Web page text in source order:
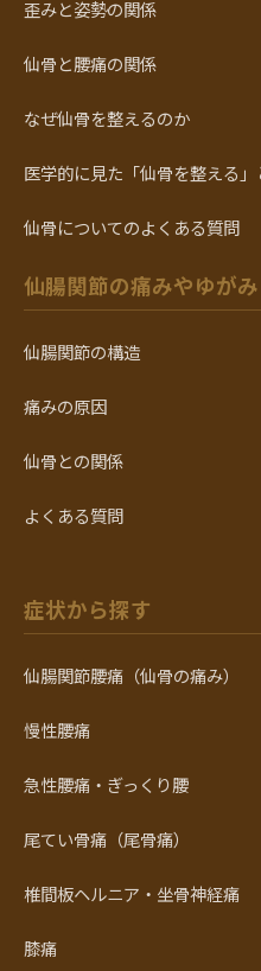
歪みと姿勢の関係
仙骨と腰痛の関係
なぜ仙骨を整えるのか
医学的に見た「仙骨を整える
仙骨についてのよくある質問
仙腸関節の痛みやゆがみ
仙腸関節の構造
痛みの原因
仙骨との関係
よくある質問
症状から探す
仙腸関節腰痛（仙骨の痛み）
慢性腰痛
急性腰痛・ぎっくり腰
尾てい骨痛（尾骨痛）
椎間板ヘルニア・坐骨神経痛
膝痛